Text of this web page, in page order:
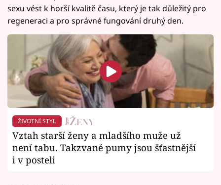
sexu vést k horší kvalitě času, který je tak důležitý pro
regeneraci a pro správné fungování druhý den.
ŽIVOTNÍ STYL
Vztah starší ženy a mladšího muže už
není tabu. Takzvané pumy jsou šťastnější
i v posteli